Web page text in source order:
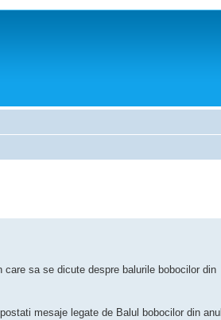
sa se dicute despre balurile bobocilor din
mesaje legate de Balul bobocilor din anul